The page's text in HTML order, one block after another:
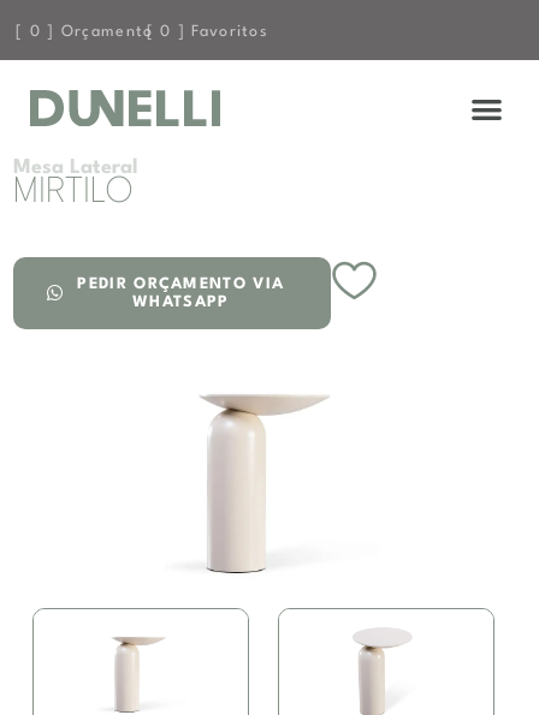
[ 0 ] Orçamento[0 ] Favoritos
Mesa Lateral
MIRTILO
PEDIR ORÇAMENTO VIA
WHATSAPP